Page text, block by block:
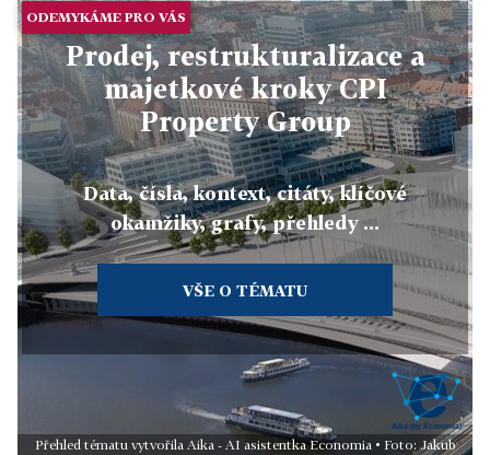
ODEMYKÁME PRO VÁS
Prodej, restrukturalizace a
majetkové kroky CPI
Property Group
Data, čísla, kontext, citáty, klíčové
okamžiky, grafy, přehledy ...
VŠE O TÉMATU
Přehled tématu vytvořila Aika - AI asistentka Economia • Foto: Jakub